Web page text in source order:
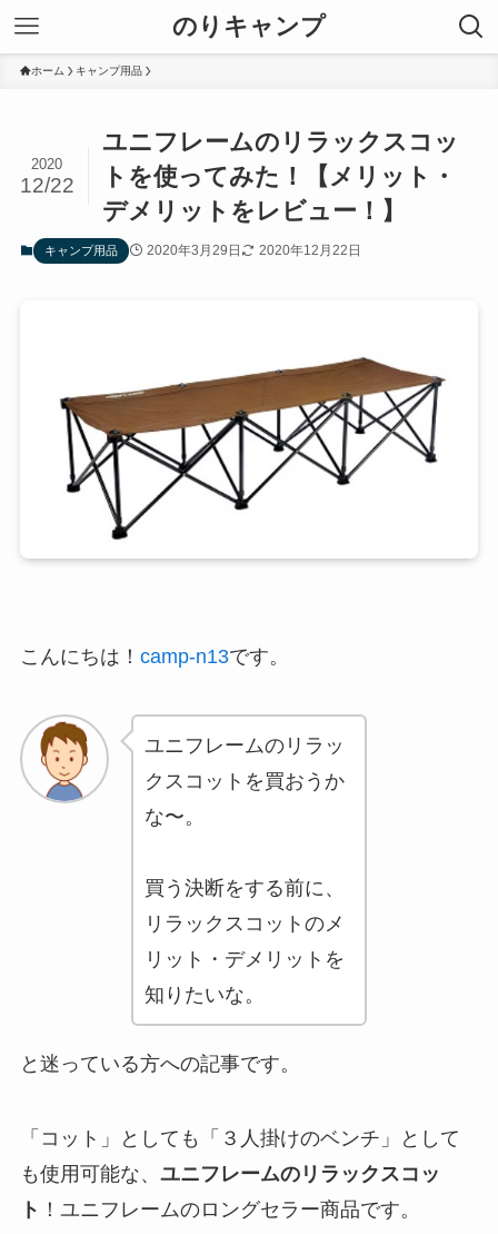
のりキャンプ
ホーム キャンプ用品
ユニフレームのリラックスコッ
トを使ってみた！【メリット・
デメリットをレビュー！】
2020
12/22
キャンプ用品 2020年3月29日 2020年12月22日
こんにちは！ camp-n13です。
ユニフレームのリラッ
クスコットを買おうか
な〜。
買う決断をする前に、
リラックスコットのメ
リット・デメリットを
知りたいな。
と迷っている方への記事です。
「コット」としても「３人掛けのベンチ」として
も使用可能な、 ユニフレームのリラックスコッ
ト ！ユニフレームのロングセラー商品です。